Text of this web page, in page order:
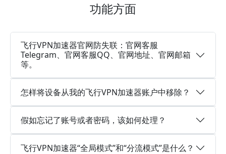
功能方面
飞行VPN加速器官网防失联：官网客服
Telegram、官网客服QQ、官网地址、官网邮箱
等。
怎样将设备从我的飞行VPN加速器账户中移除？
假如忘记了账号或者密码，该如何处理？
飞行VPN加速器“全局模式”和“分流模式”是什么？